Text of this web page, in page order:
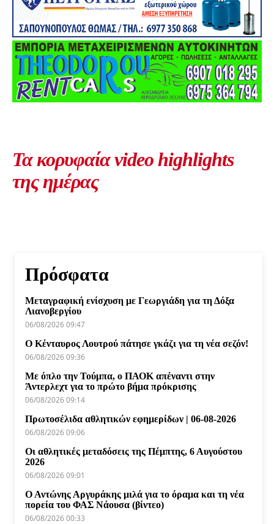
Τα κορυφαία video highlights
της ημέρας
Πρόσφατα
Μεταγραφική ενίσχυση με Γεωργιάδη για τη Δόξα
Λιανοβεργίου
06/08/2026 09:47
Ο Κένταυρος Λουτρού πάτησε γκάζι για τη νέα σεζόν!
06/08/2026 09:36
Με όπλο την Τούμπα, ο ΠΑΟΚ απέναντι στην
Άντερλεχτ για το πρώτο βήμα πρόκρισης
06/08/2026 09:14
Πρωτοσέλιδα αθλητικών εφημερίδων | 06-08-2026
06/08/2026 09:06
Οι αθλητικές μεταδόσεις της Πέμπτης, 6 Αυγούστου
2026
06/08/2026 09:01
Ο Αντώνης Αργυράκης μιλά για το όραμα και τη νέα
πορεία του ΦΑΣ Νάουσα (βίντεο)
06/08/2026 00:33